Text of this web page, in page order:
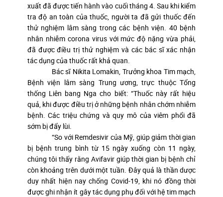
xuất đã được tiến hành vào cuối tháng 4. Sau khi kiểm
tra độ an toàn của thuốc, người ta đã gửi thuốc đến
thử nghiệm lâm sàng trong các bệnh viện. 40 bệnh
nhân nhiễm corona virus với mức độ nặng vừa phải,
đã được điều trị thử nghiệm và các bác sĩ xác nhận
tác dụng của thuốc rất khả quan.
Bác sĩ Nikita Lomakin, Trưởng khoa Tim mạch,
Bệnh viện lâm sàng Trung ương, trực thuộc Tổng
thống Liên bang Nga cho biết: “Thuốc này rất hiệu
quả, khi được điều trị ở những bệnh nhân chớm nhiễm
bệnh. Các triệu chứng và quy mô của viêm phổi đã
sớm bị đẩy lùi.
“So với Remdesivir của Mỹ, giúp giảm thời gian
bị bệnh trung bình từ 15 ngày xuống còn 11 ngày,
chúng tôi thấy rằng Avifavir giúp thời gian bị bệnh chỉ
còn khoảng trên dưới một tuần. Đây quả là thần dược
duy nhất hiện nay chống Covid-19, khi nó đồng thời
được ghi nhận ít gây tác dụng phụ đối với hệ tim mạch